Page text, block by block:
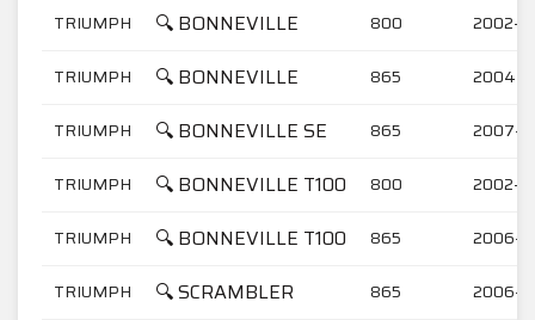
TRIUMPH 🔍 BONNEVILLE 800 2002-
TRIUMPH 🔍 BONNEVILLE 865 2004-
TRIUMPH 🔍 BONNEVILLE SE 865 2007-
TRIUMPH 🔍 BONNEVILLE T100 800 2002-
TRIUMPH 🔍 BONNEVILLE T100 865 2006-
TRIUMPH 🔍 SCRAMBLER 865 2006-